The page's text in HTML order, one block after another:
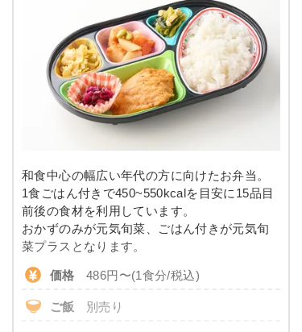
和食中心の幅広い年代の方に向けたお弁当。
1食ごはん付きで450~550kcalを目安に15品目
前後の食材を利用しています。
おかずのみが元気旬菜、ごはん付きが元気旬
菜プラスとなります。
価格 486円〜(1食分/税込)
ご飯 別売り